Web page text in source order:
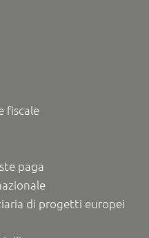
fiscale
paga
di progetti europei